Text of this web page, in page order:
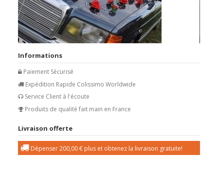
Informations
Paiement Sécurisé
Expédition Rapide Colissimo Worldwide
Service Client à l'écoute
Produits de qualité fait main en France
Livraison offerte
Dépenser200,00 € plus et obtenez la livraison gratuite!